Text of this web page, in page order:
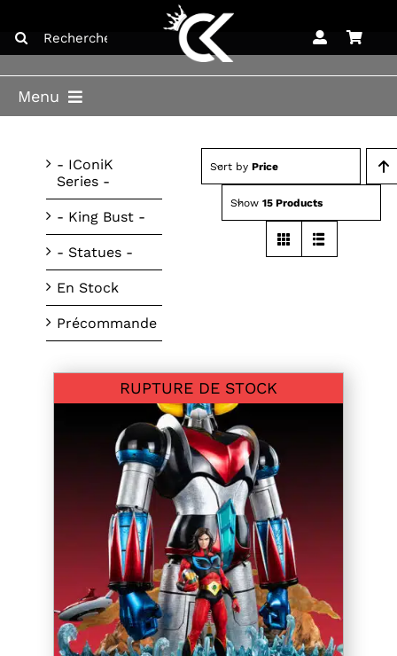
content
for:
Menu
BOUTIQUE
LICENCES
CONTACT
- IConiK
Series -
- King Bust -
- Statues -
En Stock
Précommande
Sort by Price
Show15 Products
RUPTURE DE STOCK
DETAILS